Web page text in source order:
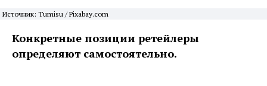
Источник: Tumisu / Рixabay.com
Конкретные позиции ретейлеры
определяют самостоятельно.